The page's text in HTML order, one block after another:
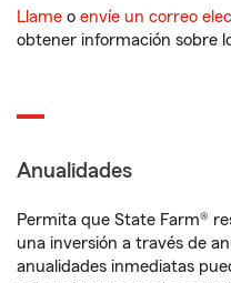
Llame o envíe un correo
obtener información sobre
Anualidades
Permita que State Farm®
una inversión a través de
anualidades inmediatas